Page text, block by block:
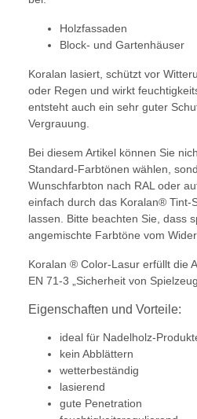
Holzfassaden
Block- und Gartenhäuser
Koralan lasiert, schützt vor
oder Regen und wirkt
entsteht auch ein sehr guter
Vergrauung.
Bei diesem Artikel können Sie
Standard-Farbtönen wählen,
Wunschfarbton nach RAL oder
einfach durch das Koralan® Tint-
lassen. Bitte beachten Sie, dass
angemischte Farbtöne vom
Koralan ® Color-Lasur erfüllt die
EN 71-3 „Sicherheit von
Eigenschaften und Vorteile:
ideal für Nadelholz-
kein Abblättern
wetterbeständig
lasierend
gute Penetration